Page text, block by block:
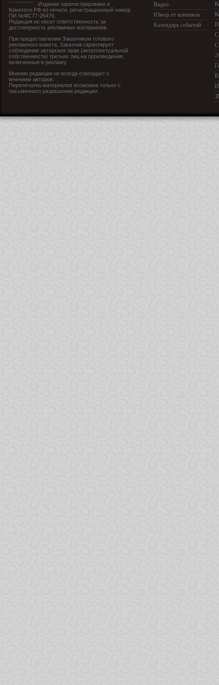
Издание зарегистрировано в
Комитете РФ по печати, регистрационный номер
ПИ №ФС77-26476.
Редакция не несет ответственность за
достоверность рекламных материалов.
При предоставлении Заказчиком готового
рекламного макета, Заказчик гарантирует
соблюдение авторских прав (интеллектуальной
собственности) третьих лиц на произведения,
включенные в рекламу.
Мнение редакции не всегда совпадает с
мнением авторов.
Перепечатка материалов возможна только с
письменного разрешения редакции.
Видео
Юмор от конников
Календарь событий